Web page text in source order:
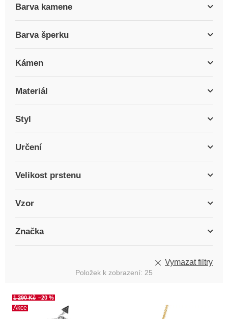
Barva kamene
Barva šperku
Kámen
Materiál
Styl
Určení
Velikost prstenu
Vzor
Značka
Vymazat filtry
Položek k zobrazení: 25
Akce
1 290 Kč –20 %